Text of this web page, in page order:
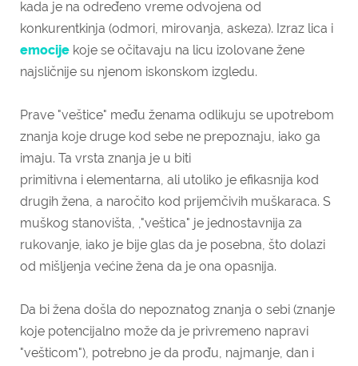
kada je na određeno vreme odvojena od
konkurentkinja (odmori, mirovanja, askeza). Izraz lica i
emocije koje se očitavaju na licu izolovane žene
najsličnije su njenom iskonskom izgledu.
Prave "veštice" među ženama odlikuju se upotrebom
znanja koje druge kod sebe ne prepoznaju, iako ga
imaju. Ta vrsta znanja je u biti
primitivna i elementarna, ali utoliko je efikasnija kod
drugih žena, a naročito kod prijemčivih muškaraca. S
muškog stanovišta, ,"veštica" je jednostavnija za
rukovanje, iako je bije glas da je posebna, što dolazi
od mišljenja većine žena da je ona opasnija.
Da bi žena došla do nepoznatog znanja o sebi (znanje
koje potencijalno može da je privremeno napravi
"vešticom"), potrebno je da prođu, najmanje, dan i